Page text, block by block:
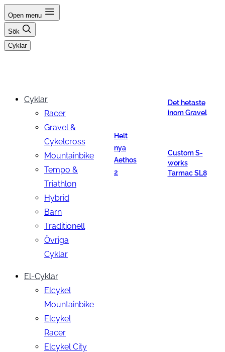
Hoppa
till
innehåll
Open menu
Sök
Cyklar
Cyklar
Racer
Gravel &
Cykelcross
Mountainbike
Tempo &
Triathlon
Hybrid
Barn
Traditionell
Övriga
Cyklar
El-Cyklar
Elcykel
Mountainbike
Elcykel
Racer
Elcykel City
Helt
nya
Aethos
2
Det hetaste
inom Gravel
Custom S-
works
Tarmac SL8